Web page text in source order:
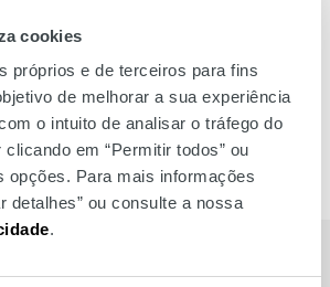
cookies
próprios e de terceiros para fins
de melhorar a sua experiência
o intuito de analisar o tráfego do
em “Permitir todos” ou
opções. Para mais informações
detalhes” ou consulte a nossa
.
Lush Amoreiras